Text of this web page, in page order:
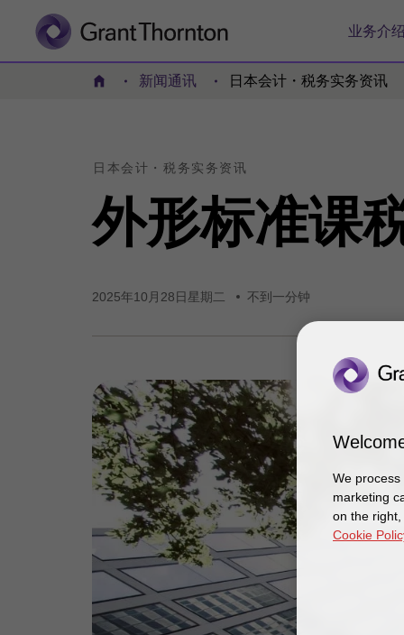
业务介
首頁
新闻通讯 日本会计・税务实务资讯
外形标准课
日本会计・ 税务实务资讯
2025年10月28日星期二 不到一分钟
We
marketing
on the
Cookie